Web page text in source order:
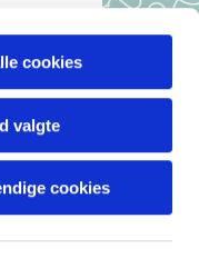
cookies
valgte
cookies